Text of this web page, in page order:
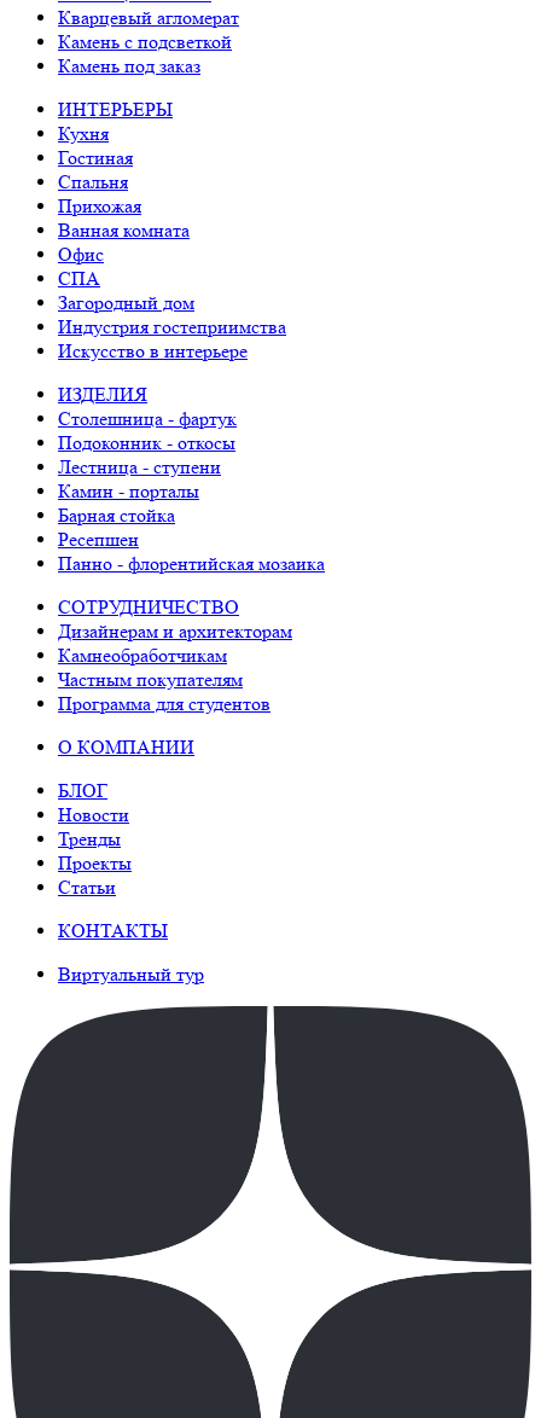
Кварцевый агломерат
Камень с подсветкой
Камень под заказ
ИНТЕРЬЕРЫ
Кухня
Гостиная
Спальня
Прихожая
Ванная комната
Офис
СПА
Загородный дом
Индустрия гостеприимства
Искусство в интерьере
ИЗДЕЛИЯ
Столешница - фартук
Подоконник - откосы
Лестница - ступени
Камин - порталы
Барная стойка
Ресепшен
Панно - флорентийская мозаика
СОТРУДНИЧЕСТВО
Дизайнерам и архитекторам
Камнеобработчикам
Частным покупателям
Программа для студентов
О КОМПАНИИ
БЛОГ
Новости
Тренды
Проекты
Статьи
КОНТАКТЫ
Виртуальный тур